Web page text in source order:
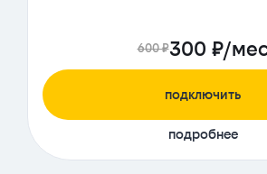
600 ₽300 ₽/
подключить
подробнее